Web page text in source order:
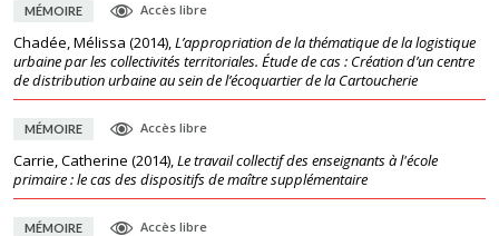
MÉMOIRE Accès libre
Chadée, Mélissa (2014),L’appropriation de la thématique de la logistique
urbaine par les collectivités territoriales. Étude de cas : Création d’un centre
de distribution urbaine au sein de l’écoquartier de la Cartoucherie
MÉMOIRE Accès libre
Carrie, Catherine (2014),Le travail collectif des enseignants à l'école
primaire : le cas des dispositifs de maître supplémentaire
MÉMOIRE Accès libre